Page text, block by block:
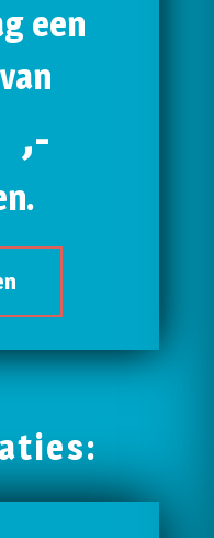
een
,-